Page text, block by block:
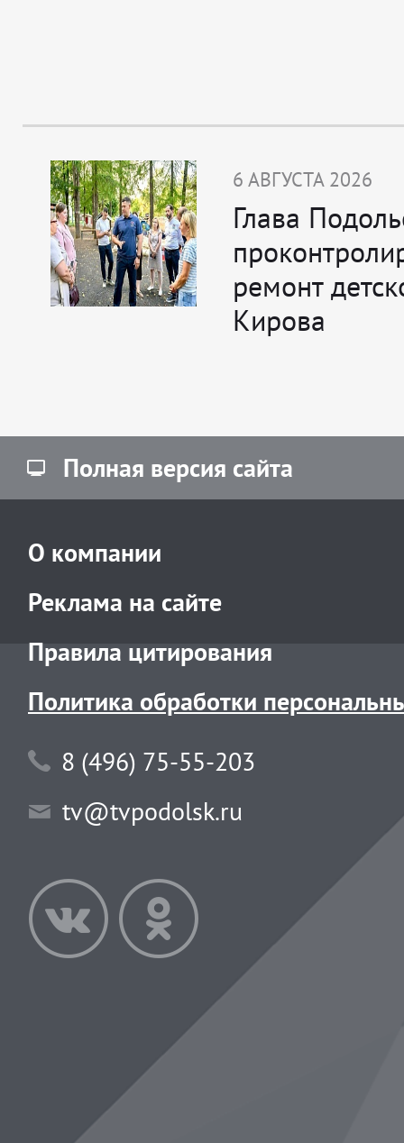
6 АВГУСТА 2026
Глава
ремонт
Кирова
Полная версия сайта
О компании
Реклама на сайте
Правила цитирования
Политика обработки
8 (496) 75-55-203
tv@tvpodolsk.ru